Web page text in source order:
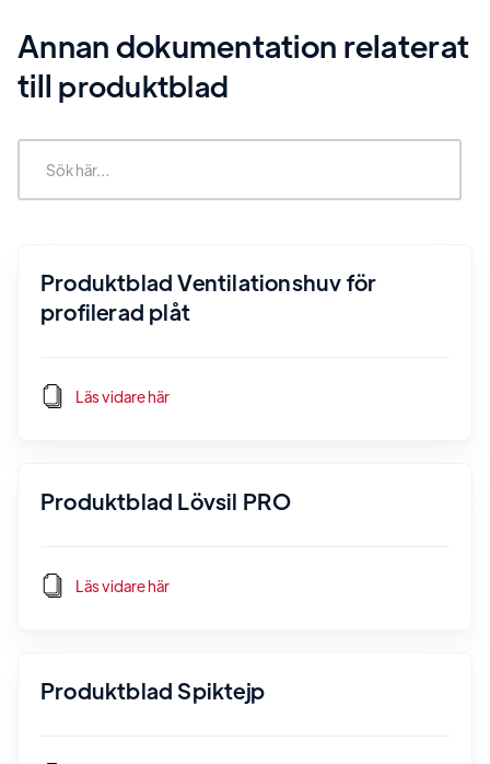
Annan dokumentation relaterat
till produktblad
Produktblad Ventilationshuv för
profilerad plåt
Läs vidare här
Produktblad Lövsil PRO
Läs vidare här
Produktblad Spiktejp